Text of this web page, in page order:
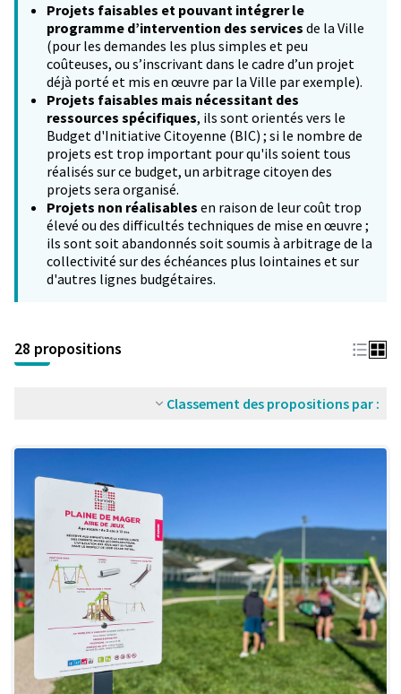
Projets faisables et pouvant intégrer le
programme d’intervention des services de la Ville
(pour les demandes les plus simples et peu
coûteuses, ou s’inscrivant dans le cadre d’un projet
déjà porté et mis en œuvre par la Ville par exemple).
Projets faisables mais nécessitant des
ressources spécifiques, ils sont orientés vers le
Budget d'Initiative Citoyenne (BIC) ; si le nombre de
projets est trop important pour qu'ils soient tous
réalisés sur ce budget, un arbitrage citoyen des
projets sera organisé.
Projets non réalisables en raison de leur coût trop
élevé ou des difficultés techniques de mise en œuvre ;
ils sont soit abandonnés soit soumis à arbitrage de la
collectivité sur des échéances plus lointaines et sur
d'autres lignes budgétaires.
28 propositions
Classement des propositions par :